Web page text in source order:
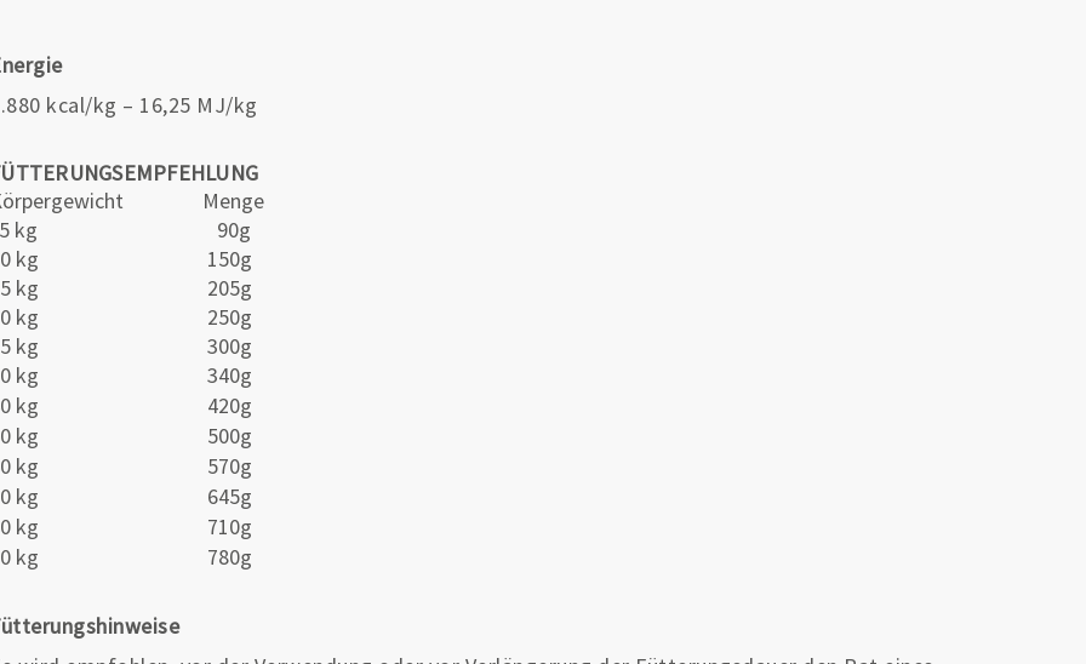
kcal/kg – 16,25 MJ/kg
Menge
5 kg
90g
kg
150g
kg
205g
kg
250g
kg
300g
kg
340g
kg
420g
kg
500g
kg
570g
kg
645g
kg
710g
kg
780g